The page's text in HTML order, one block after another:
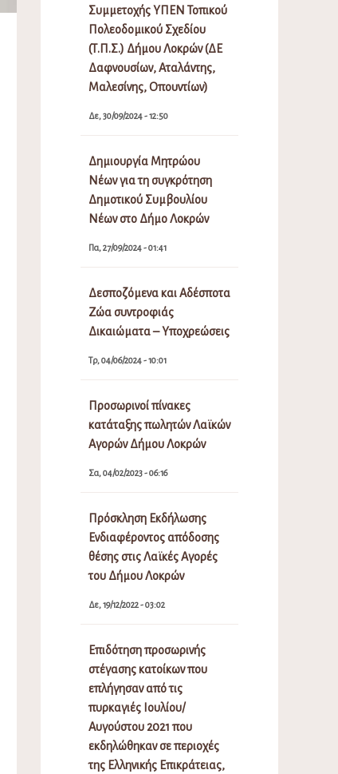
Συμμετοχής ΥΠΕΝ Τοπικού
Πολεοδομικού Σχεδίου
(Τ.Π.Σ.) Δήμου Λοκρών (ΔΕ
Δαφνουσίων, Αταλάντης,
Μαλεσίνης, Οπουντίων)
Δε, 30/09/2024 - 12:50
Δημιουργία Μητρώου
Νέων για τη συγκρότηση
Δημοτικού Συμβουλίου
Νέων στο Δήμο Λοκρών
Πα, 27/09/2024 - 01:41
Δεσποζόμενα και Αδέσποτα
Ζώα συντροφιάς
Δικαιώματα – Υποχρεώσεις
Τρ, 04/06/2024 - 10:01
Προσωρινοί πίνακες
κατάταξης πωλητών Λαϊκών
Αγορών Δήμου Λοκρών
Σα, 04/02/2023 - 06:16
Πρόσκληση Εκδήλωσης
Ενδιαφέροντος απόδοσης
θέσης στις Λαϊκές Αγορές
του Δήμου Λοκρών
Δε, 19/12/2022 - 03:02
Επιδότηση προσωρινής
στέγασης κατοίκων που
επλήγησαν από τις
πυρκαγιές Ιουλίου/
Αυγούστου 2021 που
εκδηλώθηκαν σε περιοχές
της Ελληνικής Επικράτειας,